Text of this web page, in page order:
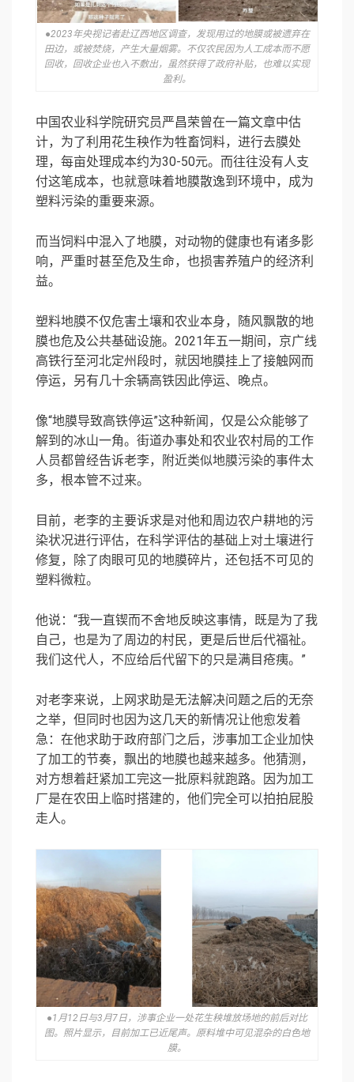
●2023年央视记者赴辽西地区调查，发现用过的地膜或被遗弃在
田边，或被焚烧，产生大量烟雾。不仅农民因为人工成本而不愿
回收，回收企业也入不敷出，虽然获得了政府补贴，也难以实现
盈利。
中国农业科学院研究员严昌荣曾在一篇文章中估
计，为了利用花生秧作为牲畜饲料，进行去膜处
理，每亩处理成本约为30-50元。而往往没有人支
付这笔成本，也就意味着地膜散逸到环境中，成为
塑料污染的重要来源。
而当饲料中混入了地膜，对动物的健康也有诸多影
响，严重时甚至危及生命，也损害养殖户的经济利
益。
塑料地膜不仅危害土壤和农业本身，随风飘散的地
膜也危及公共基础设施。2021年五一期间，京广线
高铁行至河北定州段时，就因地膜挂上了接触网而
停运，另有几十余辆高铁因此停运、晚点。
像“地膜导致高铁停运”这种新闻，仅是公众能够了
解到的冰山一角。街道办事处和农业农村局的工作
人员都曾经告诉老李，附近类似地膜污染的事件太
多，根本管不过来。
目前，老李的主要诉求是对他和周边农户耕地的污
染状况进行评估，在科学评估的基础上对土壤进行
修复，除了肉眼可见的地膜碎片，还包括不可见的
塑料微粒。
他说：“我一直锲而不舍地反映这事情，既是为了我
自己，也是为了周边的村民，更是后世后代福祉。
我们这代人，不应给后代留下的只是满目疮痍。”
对老李来说，上网求助是无法解决问题之后的无奈
之举，但同时也因为这几天的新情况让他愈发着
急：在他求助于政府部门之后，涉事加工企业加快
了加工的节奏，飘出的地膜也越来越多。他猜测，
对方想着赶紧加工完这一批原料就跑路。因为加工
厂是在农田上临时搭建的，他们完全可以拍拍屁股
走人。
●1月12日与3月7日，涉事企业一处花生秧堆放场地的前后对比
图。照片显示，目前加工已近尾声。原料堆中可见混杂的白色地
膜。